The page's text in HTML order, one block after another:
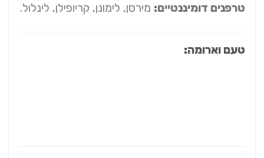
טרפנים דומיננטיים:מירסן, לימונן, קריופילן, לינלול.
טעם וארומה: